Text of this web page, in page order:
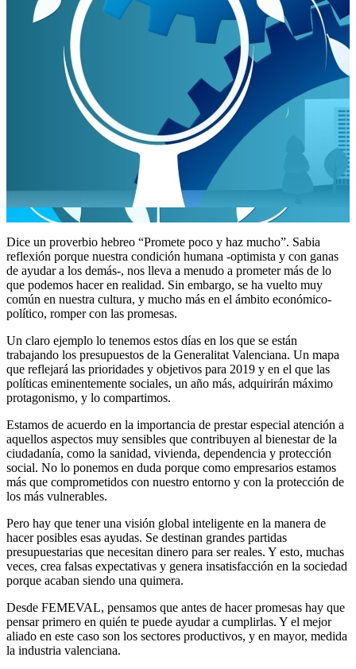
Dice un proverbio hebreo “Promete poco y haz mucho”. Sabia
reflexión porque nuestra condición humana -optimista y con ganas
de ayudar a los demás-, nos lleva a menudo a prometer más de lo
que podemos hacer en realidad. Sin embargo, se ha vuelto muy
común en nuestra cultura, y mucho más en el ámbito económico-
político, romper con las promesas.
Un claro ejemplo lo tenemos estos días en los que se están
trabajando los presupuestos de la Generalitat Valenciana. Un mapa
que reflejará las prioridades y objetivos para 2019 y en el que las
políticas eminentemente sociales, un año más, adquirirán máximo
protagonismo, y lo compartimos.
Estamos de acuerdo en la importancia de prestar especial atención a
aquellos aspectos muy sensibles que contribuyen al bienestar de la
ciudadanía, como la sanidad, vivienda, dependencia y protección
social. No lo ponemos en duda porque como empresarios estamos
más que comprometidos con nuestro entorno y con la protección de
los más vulnerables.
Pero hay que tener una visión global inteligente en la manera de
hacer posibles esas ayudas. Se destinan grandes partidas
presupuestarias que necesitan dinero para ser reales. Y esto, muchas
veces, crea falsas expectativas y genera insatisfacción en la sociedad
porque acaban siendo una quimera.
Desde FEMEVAL, pensamos que antes de hacer promesas hay que
pensar primero en quién te puede ayudar a cumplirlas. Y el mejor
aliado en este caso son los sectores productivos, y en mayor, medida
la industria valenciana.